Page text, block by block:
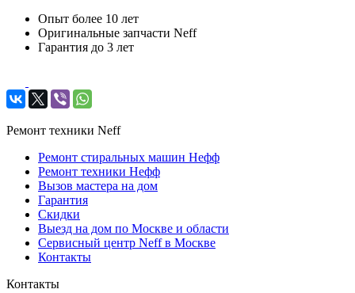
Опыт более 10 лет
Оригинальные запчасти Neff
Гарантия до 3 лет
Ремонт техники Neff
Ремонт стиральных машин Нефф
Ремонт техники Нефф
Вызов мастера на дом
Гарантия
Скидки
Выезд на дом по Москве и области
Сервисный центр Neff в Москве
Контакты
Контакты